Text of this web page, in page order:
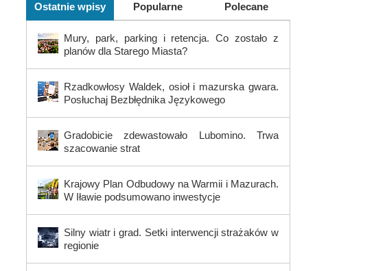
Ostatnie wpisy Popularne Polecane
Mury, park, parking i retencja. Co zostało z
planów dla Starego Miasta?
Rzadkowłosy Waldek, osioł i mazurska gwara.
Posłuchaj Bezbłędnika Językowego
Gradobicie zdewastowało Lubomino. Trwa
szacowanie strat
Krajowy Plan Odbudowy na Warmii i Mazurach.
W Iławie podsumowano inwestycje
Silny wiatr i grad. Setki interwencji strażaków w
regionie